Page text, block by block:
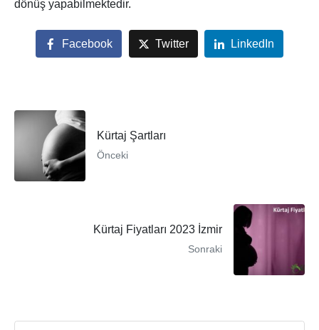
dönüş yapabilmektedir.
Facebook Twitter LinkedIn
Kürtaj Şartları
Önceki
Kürtaj Fiyatları 2023 İzmir
Sonraki